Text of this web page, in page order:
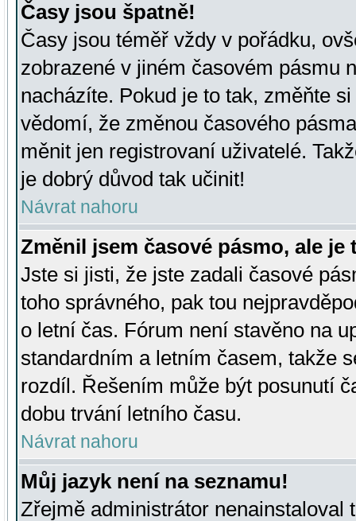
Časy jsou špatně!
Časy jsou téměř vždy v pořádku,
zobrazené v jiném časovém pásmu
nacházíte. Pokud je to tak, změňte
vědomí, že změnou časového
měnit jen registrovaní uživatelé.
je dobrý důvod tak učinit!
Návrat nahoru
Změnil jsem časové pásmo, ale je
Jste si jisti, že jste zadali časové
toho správného, pak tou
o letní čas. Fórum není stavěno na
standardním a letním časem, takže
rozdíl. Řešením může být posunutí
dobu trvání letního času.
Návrat nahoru
Můj jazyk není na seznamu!
Zřejmě administrátor nenainstaloval